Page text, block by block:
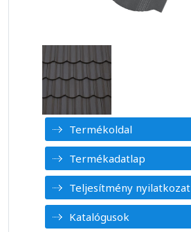
Termékoldal
Termékadatlap
Teljesítmény nyilatkozat
Katalógusok